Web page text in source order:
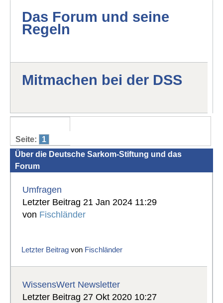
Das Forum und seine
Regeln
Mitmachen bei der DSS
Seite:
1
Über die Deutsche Sarkom-Stiftung und das
Forum
Umfragen
Letzter Beitrag 21 Jan 2024 11:29
von Fischländer
Letzter Beitrag von Fischländer
WissensWert Newsletter
Letzter Beitrag 27 Okt 2020 10:27